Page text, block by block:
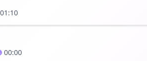
01:10
00:00